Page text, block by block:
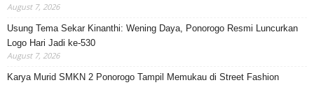
August 7, 2026
Usung Tema Sekar Kinanthi: Wening Daya, Ponorogo Resmi Luncurkan
Logo Hari Jadi ke-530
August 7, 2026
Karya Murid SMKN 2 Ponorogo Tampil Memukau di Street Fashion